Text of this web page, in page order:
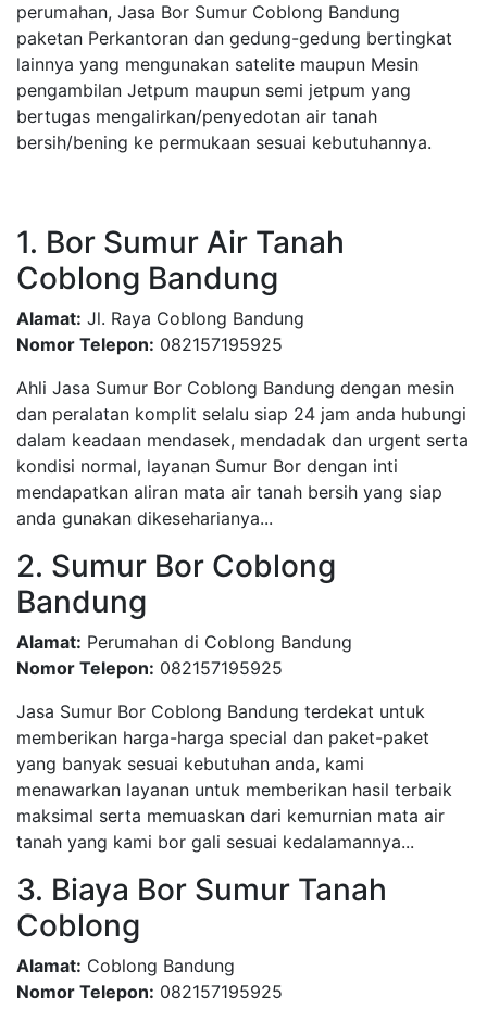
perumahan, Jasa Bor Sumur Coblong Bandung
paketan Perkantoran dan gedung-gedung bertingkat
lainnya yang mengunakan satelite maupun Mesin
pengambilan Jetpum maupun semi jetpum yang
bertugas mengalirkan/penyedotan air tanah
bersih/bening ke permukaan sesuai kebutuhannya.
1. Bor Sumur Air Tanah
Coblong Bandung
Alamat: Jl. Raya Coblong Bandung
Nomor Telepon: 082157195925
Ahli Jasa Sumur Bor Coblong Bandung dengan mesin
dan peralatan komplit selalu siap 24 jam anda hubungi
dalam keadaan mendasek, mendadak dan urgent serta
kondisi normal, layanan Sumur Bor dengan inti
mendapatkan aliran mata air tanah bersih yang siap
anda gunakan dikeseharianya...
2. Sumur Bor Coblong
Bandung
Alamat: Perumahan di Coblong Bandung
Nomor Telepon: 082157195925
Jasa Sumur Bor Coblong Bandung terdekat untuk
memberikan harga-harga special dan paket-paket
yang banyak sesuai kebutuhan anda, kami
menawarkan layanan untuk memberikan hasil terbaik
maksimal serta memuaskan dari kemurnian mata air
tanah yang kami bor gali sesuai kedalamannya...
3. Biaya Bor Sumur Tanah
Coblong
Alamat: Coblong Bandung
Nomor Telepon: 082157195925